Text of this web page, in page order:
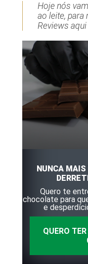
Hoje nós
ao leite, para
Reviews aqui
NUNCA
Quero te
chocolate para
e
QUERO